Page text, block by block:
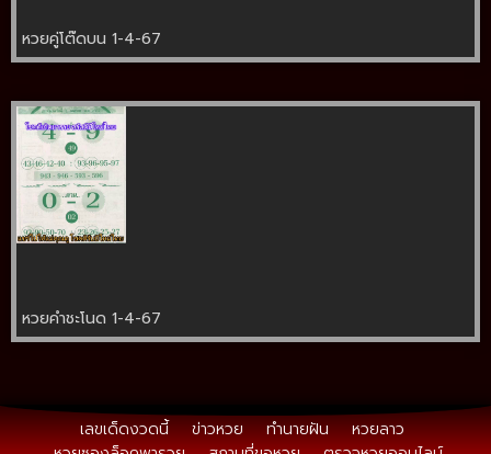
หวยคู่โต๊ดบน 1-4-67
หวยคำชะโนด 1-4-67
เลขเด็ดงวดนี้ ข่าวหวย ทำนายฝัน
หวยลาว